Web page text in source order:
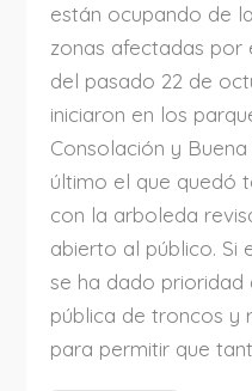
están ocupando de
zonas afectadas
del pasado 22 de
iniciaron en los
Consolación y
último el que quedó
con la arboleda
abierto al público. Si
se ha dado prioridad
pública de troncos y
para permitir que